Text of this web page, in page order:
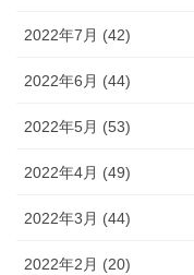
2022年7月 (42)
2022年6月 (44)
2022年5月 (53)
2022年4月 (49)
2022年3月 (44)
2022年2月 (20)